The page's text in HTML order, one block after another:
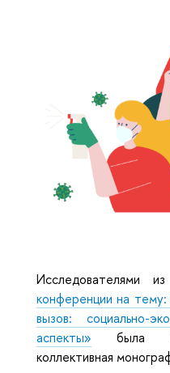
конференции на тему:
вызов: социально-
аспекты» была
коллективная